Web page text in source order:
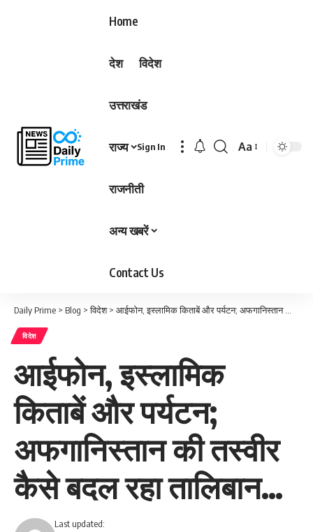
Home
देश विदेश
उत्तराखंड
राज्य
राजनीती
अन्य खबरें
Contact Us
Sign In
Font
Aa
Daily Prime > Blog >विदेश> आईफोन, इस्लामिक किताबें और पर्यटन; अफगानिस्तान की तस्वीर कैसे बदल रहा तालिबान…
विदेश
आईफोन, इस्लामिक
किताबें और पर्यटन;
अफगानिस्तान की तस्वीर
कैसे बदल रहा तालिबान…
Last updated: